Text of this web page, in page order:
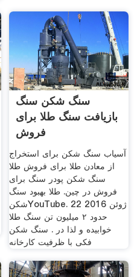
سنگ شکن سنگ
بازیافت سنگ طلا برای
فروش
آسیاب سنگ شکن برای استخراج
از معادن طلا برای فروش طلا
سنگ شکن پودر سنگ برای
فروش در چین. طلا بهبود سنگ
شکنYouTube. 22 ژوئن 2016
حدود ۲ میلیون تن سنگ طلا
خوابیده و لذا در . سنگ شکن
فکی با ظرفیت کارخانه